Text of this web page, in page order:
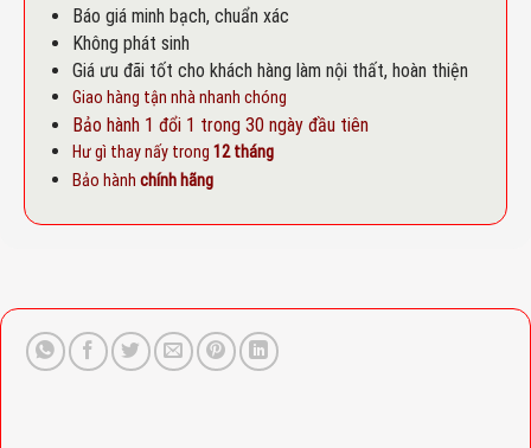
Báo giá minh bạch, chuẩn xác
Không phát sinh
Giá ưu đãi tốt cho khách hàng làm nội thất, hoàn thiện
Giao hàng tận nhà nhanh chóng
Bảo hành 1 đổi 1 trong 30 ngày đầu tiên
Hư gì thay nấy trong 12 tháng
Bảo hành chính hãng